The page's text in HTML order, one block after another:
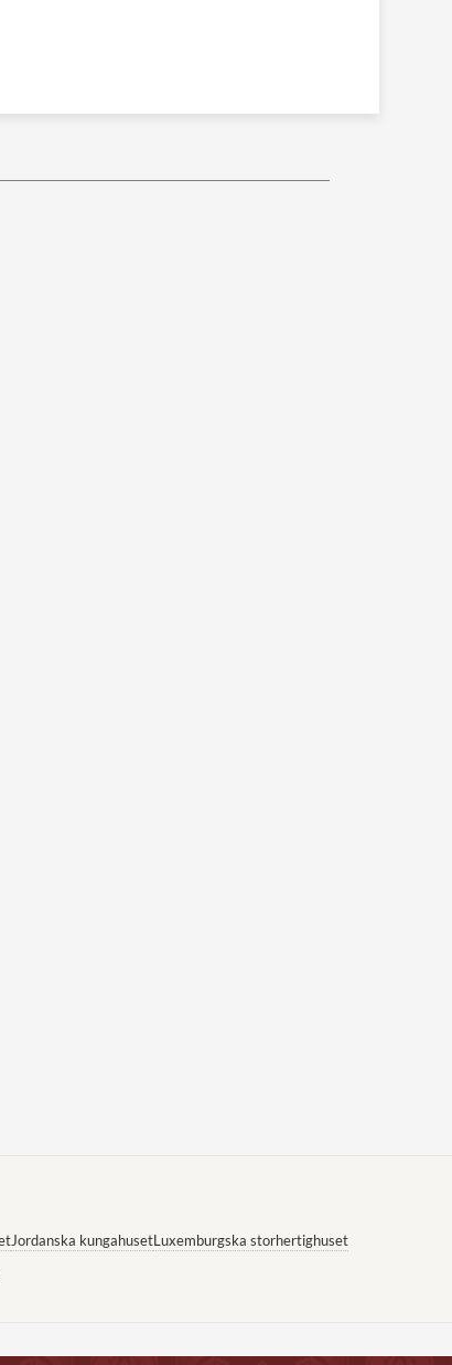
Jordanska kungahusetLuxemburgska storhertighuset